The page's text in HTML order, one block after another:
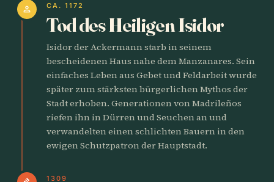
person CA. 1172
Tod des Heiligen Isidor
Isidor der Ackermann starb in seinem
bescheidenen Haus nahe dem Manzanares. Sein
einfaches Leben aus Gebet und Feldarbeit wurde
später zum stärksten bürgerlichen Mythos der
Stadt erhoben. Generationen von Madrileños
riefen ihn in Dürren und Seuchen an und
verwandelten einen schlichten Bauern in den
ewigen Schutzpatron der Hauptstadt.
1309